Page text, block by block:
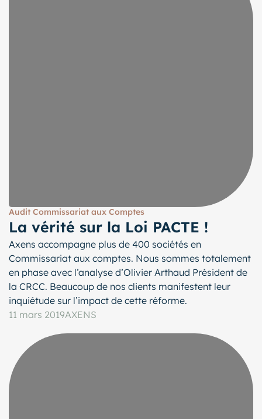
Audit Commissariat aux Comptes
La vérité sur la Loi PACTE !
Axens accompagne plus de 400 sociétés en
Commissariat aux comptes. Nous sommes totalement
en phase avec l’analyse d’Olivier Arthaud Président de
la CRCC. Beaucoup de nos clients manifestent leur
inquiétude sur l’impact de cette réforme.
11 mars 2019AXENS